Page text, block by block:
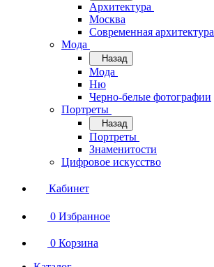
Архитектура
Москва
Современная архитектура
Мода
Назад
Мода
Ню
Черно-белые фотографии
Портреты
Назад
Портреты
Знаменитости
Цифровое искусство
Кабинет
0 Избранное
0 Корзина